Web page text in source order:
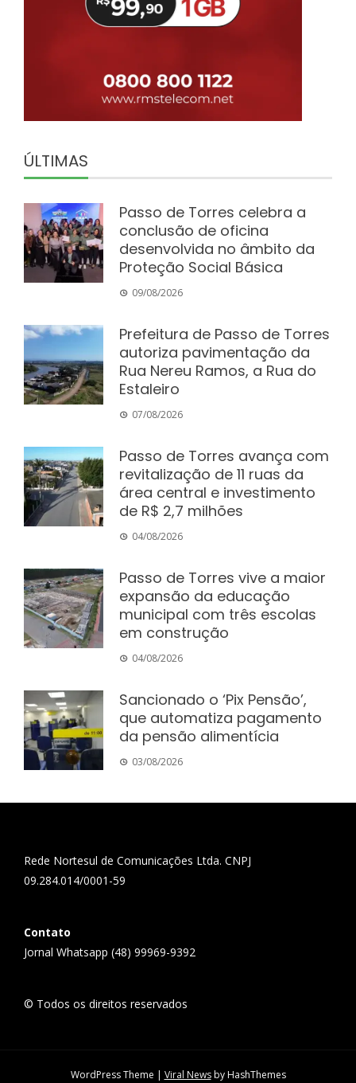
ÚLTIMAS
Passo de Torres celebra a
conclusão de oficina
desenvolvida no âmbito da
Proteção Social Básica
09/08/2026
Prefeitura de Passo de Torres
autoriza pavimentação da
Rua Nereu Ramos, a Rua do
Estaleiro
07/08/2026
Passo de Torres avança com
revitalização de 11 ruas da
área central e investimento
de R$ 2,7 milhões
04/08/2026
Passo de Torres vive a maior
expansão da educação
municipal com três escolas
em construção
04/08/2026
Sancionado o ‘Pix Pensão’,
que automatiza pagamento
da pensão alimentícia
03/08/2026
Rede Nortesul de Comunicações Ltda. CNPJ
09.284.014/0001-59
Contato
Jornal Whatsapp (48) 99969-9392
© Todos os direitos reservados
WordPress Theme | Viral Newsby HashThemes